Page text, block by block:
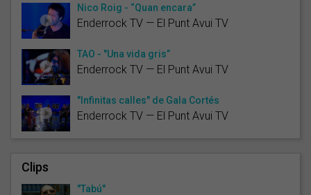
Nico Roig - “Quan encara”
Enderrock TV — El Punt Avui TV
TAO - "Una vida gris”
Enderrock TV — El Punt Avui TV
"Infinitas calles" de Gala Cortés
Enderrock TV — El Punt Avui TV
Clips
"Tabú"